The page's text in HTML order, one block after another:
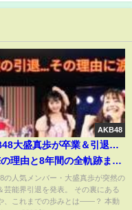
AKB48
大盛真歩が卒業＆引退…
理由と8年間の全軌跡まと
天国
の人気メンバー・大盛真歩が突然の
芸能界引退を発表。 その裏にある
、これまでの歩みとは――？ 本動